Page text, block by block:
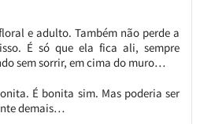
e adulto. Também não perde a
É só que ela fica ali, sempre
sem sorrir, em cima do muro…
É bonita sim. Mas poderia ser
demais…